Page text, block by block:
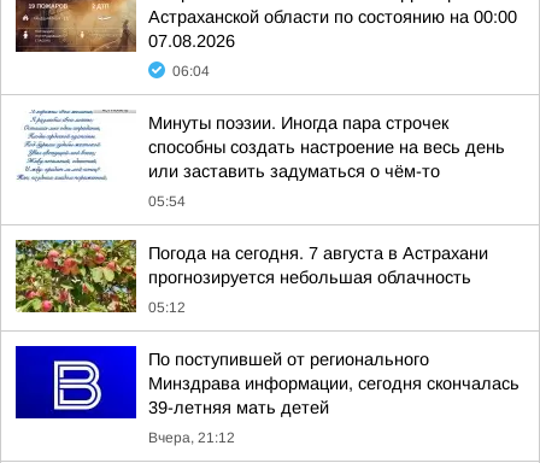
Астраханской области по состоянию на 00:00
07.08.2026
06:04
Минуты поэзии. Иногда пара строчек
способны создать настроение на весь день
или заставить задуматься о чём-то
05:54
Погода на сегодня. 7 августа в Астрахани
прогнозируется небольшая облачность
05:12
По поступившей от регионального
Минздрава информации, сегодня скончалась
39-летняя мать детей
Вчера, 21:12